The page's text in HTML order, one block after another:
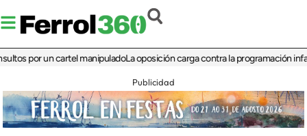
un cartel manipuladoLa oposición carga contra la programación infantil de
Publicidad